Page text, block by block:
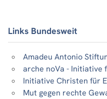
Links Bundesweit
Amadeu Antonio
arche noVa - Initiative
Initiative Christen für
Mut gegen rechte